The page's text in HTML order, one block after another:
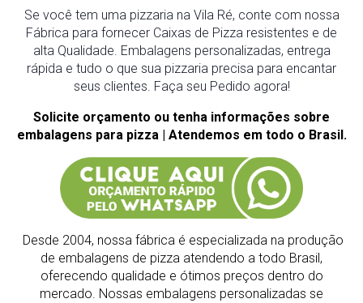
Se você tem uma pizzaria na Vila Ré, conte com nossa
Fábrica para fornecer Caixas de Pizza resistentes e de
alta Qualidade. Embalagens personalizadas, entrega
rápida e tudo o que sua pizzaria precisa para encantar
seus clientes. Faça seu Pedido agora!
Solicite orçamento ou tenha informações sobre
embalagens para pizza | Atendemos em todo o Brasil.
Desde 2004, nossa fábrica é especializada na produção
de embalagens de pizza atendendo a todo Brasil,
oferecendo qualidade e ótimos preços dentro do
mercado. Nossas embalagens personalizadas se